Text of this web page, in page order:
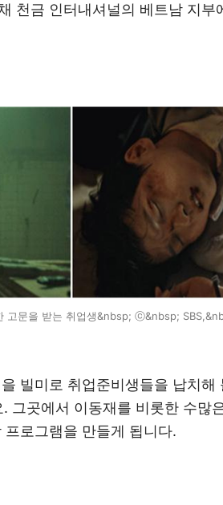
천금 인터내셔널의 베트남 지부
고문을 받는 취업생&nbsp; ⓒ&nbsp;
빌미로 취업준비생들을 납치해
. 그곳에서 이동재를 비롯한 수많
로그램을 만들게 됩니다.